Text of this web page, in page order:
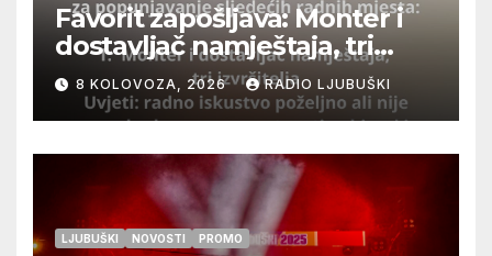
Favorit zapošljava: Monter i
dostavljač namještaja, tri
izvršitelja
8 KOLOVOZA, 2026 RADIO LJUBUŠKI
LJUBUŠKI NOVOSTI PROMO